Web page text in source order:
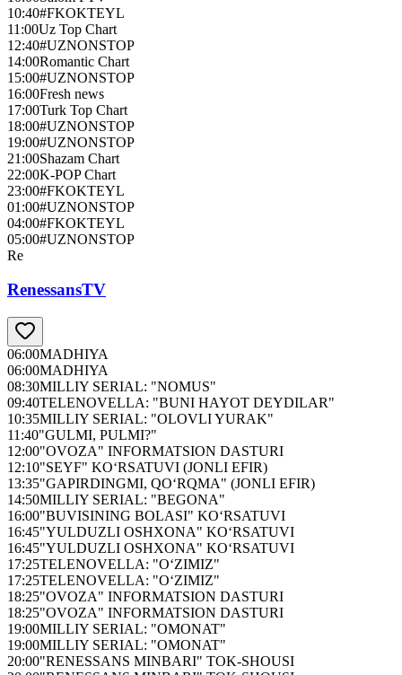
10:40#FKOKTEYL
11:00Uz Top Chart
12:40#UZNONSTOP
14:00Romantic Chart
15:00#UZNONSTOP
16:00Fresh news
17:00Turk Top Chart
18:00#UZNONSTOP
19:00#UZNONSTOP
21:00Shazam Chart
22:00K-POP Chart
23:00#FKOKTEYL
01:00#UZNONSTOP
04:00#FKOKTEYL
05:00#UZNONSTOP
Re
RenessansTV
06:00MADHIYA
06:00MADHIYA
08:30MILLIY SERIAL: "NOMUS"
09:40TELENOVELLA: "BUNI HAYOT DEYDILAR"
10:35MILLIY SERIAL: "OLOVLI YURAK"
11:40"GULMI, PULMI?"
12:00"OVOZA" INFORMATSION DASTURI
12:10"SEYF" KO‘RSATUVI (JONLI EFIR)
13:35"GAPIRDINGMI, QO‘RQMA" (JONLI EFIR)
14:50MILLIY SERIAL: "BEGONA"
16:00"BUVISINING BOLASI" KO‘RSATUVI
16:45"YULDUZLI OSHXONA" KO‘RSATUVI
16:45"YULDUZLI OSHXONA" KO‘RSATUVI
17:25TELENOVELLA: "O‘ZIMIZ"
17:25TELENOVELLA: "O‘ZIMIZ"
18:25"OVOZA" INFORMATSION DASTURI
18:25"OVOZA" INFORMATSION DASTURI
19:00MILLIY SERIAL: "OMONAT"
19:00MILLIY SERIAL: "OMONAT"
20:00"RENESSANS MINBARI" TOK-SHOUSI